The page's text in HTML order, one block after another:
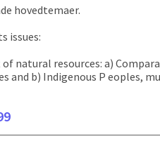
hovedtemaer.
issues:
of natural resources: a)
and b) Indigenous P eoples,